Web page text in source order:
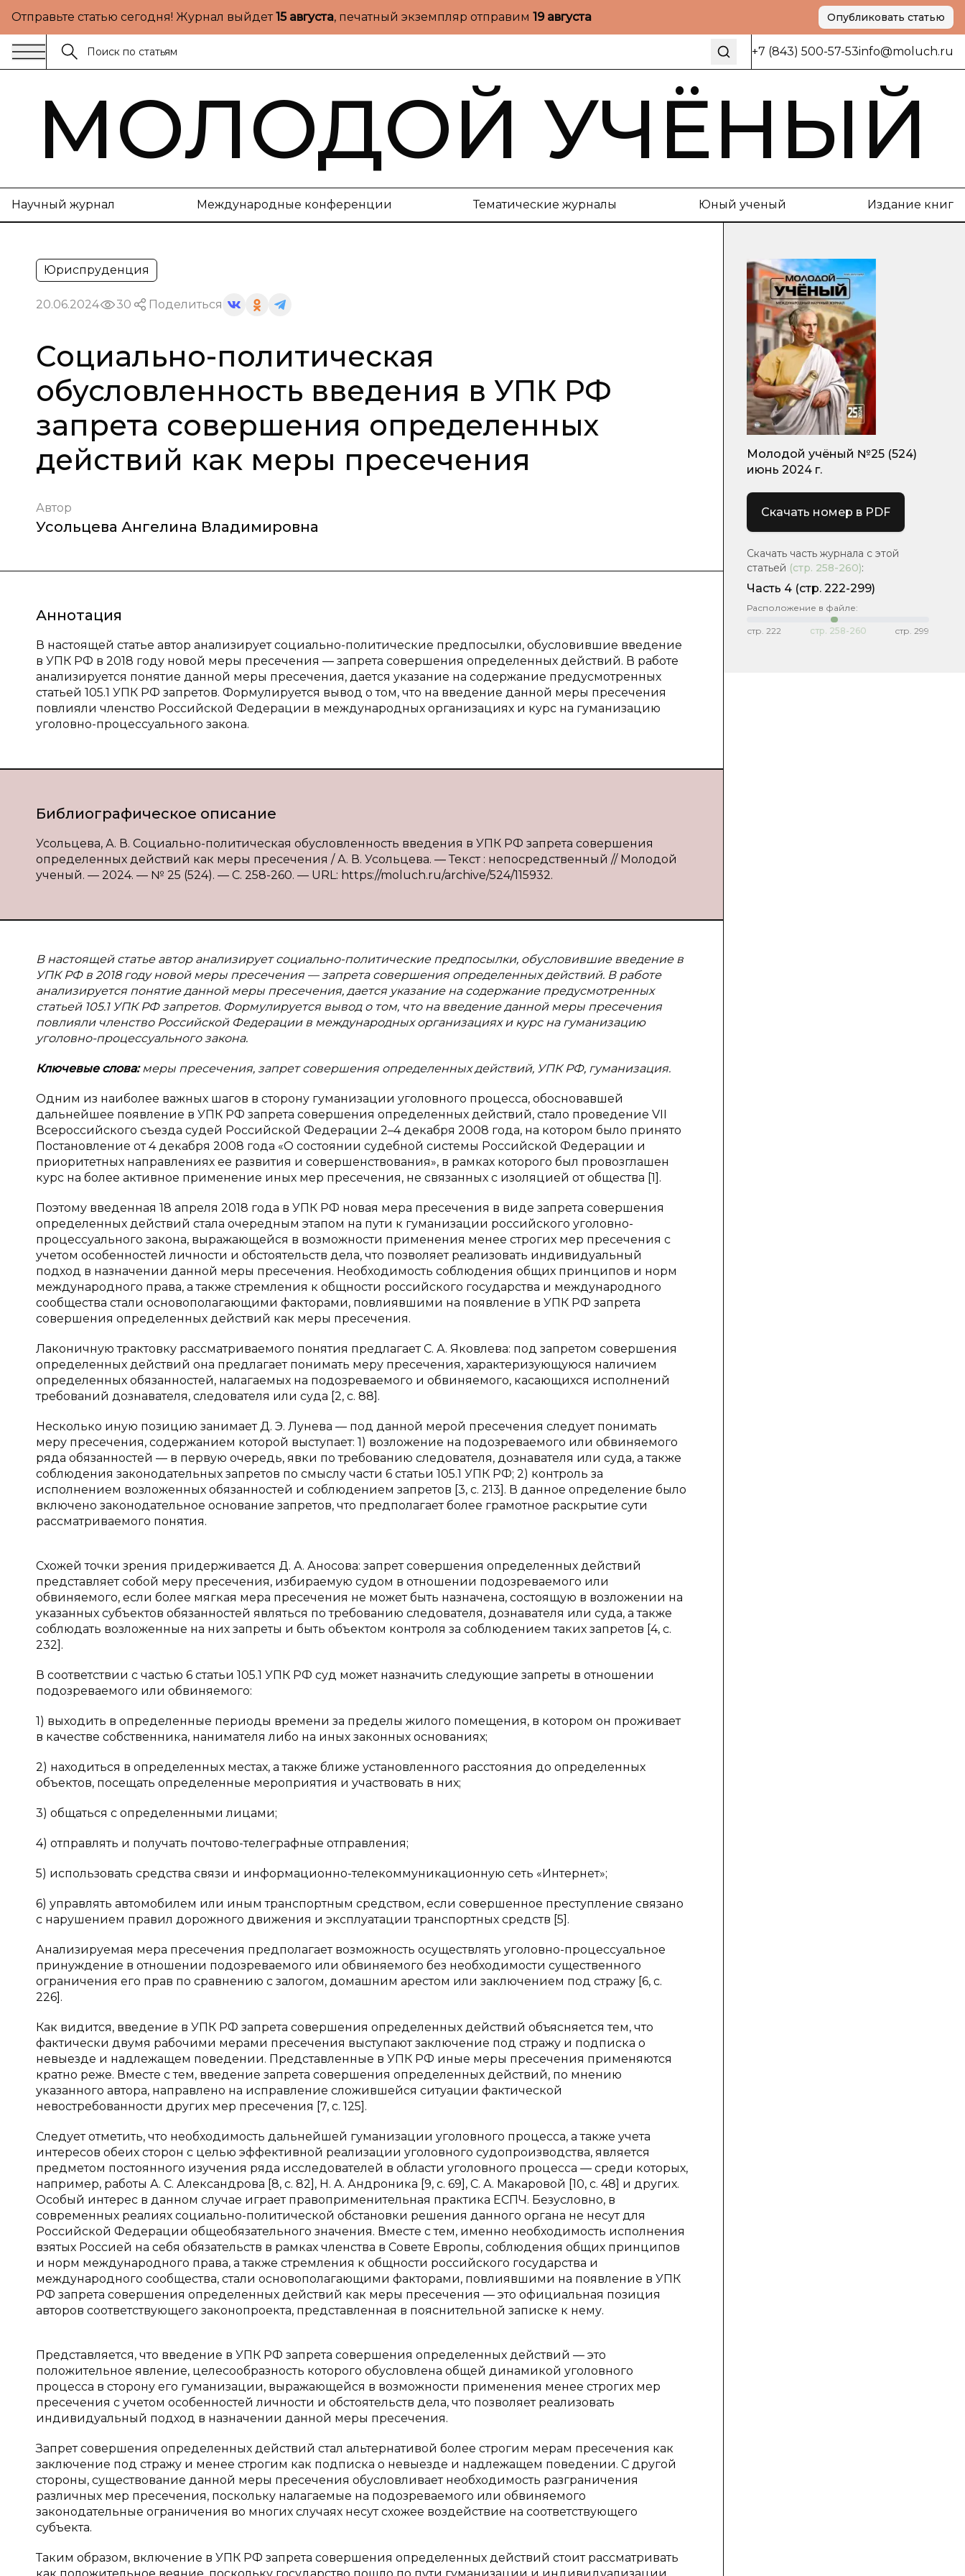
Отправьте статью сегодня! Журнал выйдет15 августа, печатный экземпляр отправим 19 августа Опубликовать статью
+7 (843) 500-57-53info@moluch.ru
МОЛОДОЙ УЧЁНЫЙ
Научный журнал Международные конференции Тематические журналы Юный ученый Издание книг
Юриспруденция
20.06.2024 30 Поделиться
Социально-политическая
обусловленность введения в УПК РФ
запрета совершения определенных
действий как меры пресечения
Автор
Усольцева Ангелина Владимировна
Аннотация
В настоящей статье автор анализирует социально-политические предпосылки, обусловившие введение
в УПК РФ в 2018 году новой меры пресечения — запрета совершения определенных действий. В работе
анализируется понятие данной меры пресечения, дается указание на содержание предусмотренных
статьей 105.1 УПК РФ запретов. Формулируется вывод о том, что на введение данной меры пресечения
повлияли членство Российской Федерации в международных организациях и курс на гуманизацию
уголовно-процессуального закона.
Библиографическое описание
Усольцева, А. В. Социально-политическая обусловленность введения в УПК РФ запрета совершения
определенных действий как меры пресечения / А. В. Усольцева. — Текст : непосредственный // Молодой
ученый. — 2024. — № 25 (524). — С. 258-260. — URL: https://moluch.ru/archive/524/115932.
В настоящей статье автор анализирует социально-политические предпосылки, обусловившие введение в
УПК РФ в 2018 году новой меры пресечения — запрета совершения определенных действий. В работе
анализируется понятие данной меры пресечения, дается указание на содержание предусмотренных
статьей 105.1 УПК РФ запретов. Формулируется вывод о том, что на введение данной меры пресечения
повлияли членство Российской Федерации в международных организациях и курс на гуманизацию
уголовно-процессуального закона.
Ключевые слова:меры пресечения, запрет совершения определенных действий, УПК РФ, гуманизация.
Одним из наиболее важных шагов в сторону гуманизации уголовного процесса, обосновавшей
дальнейшее появление в УПК РФ запрета совершения определенных действий, стало проведение VII
Всероссийского съезда судей Российской Федерации 2–4 декабря 2008 года, на котором было принято
Постановление от 4 декабря 2008 года «О состоянии судебной системы Российской Федерации и
приоритетных направлениях ее развития и совершенствования», в рамках которого был провозглашен
курс на более активное применение иных мер пресечения, не связанных с изоляцией от общества [1].
Поэтому введенная 18 апреля 2018 года в УПК РФ новая мера пресечения в виде запрета совершения
определенных действий стала очередным этапом на пути к гуманизации российского уголовно-
процессуального закона, выражающейся в возможности применения менее строгих мер пресечения с
учетом особенностей личности и обстоятельств дела, что позволяет реализовать индивидуальный
подход в назначении данной меры пресечения. Необходимость соблюдения общих принципов и норм
международного права, а также стремления к общности российского государства и международного
сообщества стали основополагающими факторами, повлиявшими на появление в УПК РФ запрета
совершения определенных действий как меры пресечения.
Лаконичную трактовку рассматриваемого понятия предлагает С. А. Яковлева: под запретом совершения
определенных действий она предлагает понимать меру пресечения, характеризующуюся наличием
определенных обязанностей, налагаемых на подозреваемого и обвиняемого, касающихся исполнений
требований дознавателя, следователя или суда [2, с. 88].
Несколько иную позицию занимает Д. Э. Лунева — под данной мерой пресечения следует понимать
меру пресечения, содержанием которой выступает: 1) возложение на подозреваемого или обвиняемого
ряда обязанностей — в первую очередь, явки по требованию следователя, дознавателя или суда, а также
соблюдения законодательных запретов по смыслу части 6 статьи 105.1 УПК РФ; 2) контроль за
исполнением возложенных обязанностей и соблюдением запретов [3, с. 213]. В данное определение было
включено законодательное основание запретов, что предполагает более грамотное раскрытие сути
рассматриваемого понятия.
Схожей точки зрения придерживается Д. А. Аносова: запрет совершения определенных действий
представляет собой меру пресечения, избираемую судом в отношении подозреваемого или
обвиняемого, если более мягкая мера пресечения не может быть назначена, состоящую в возложении на
указанных субъектов обязанностей являться по требованию следователя, дознавателя или суда, а также
соблюдать возложенные на них запреты и быть объектом контроля за соблюдением таких запретов [4, с.
232].
В соответствии с частью 6 статьи 105.1 УПК РФ суд может назначить следующие запреты в отношении
подозреваемого или обвиняемого:
1) выходить в определенные периоды времени за пределы жилого помещения, в котором он проживает
в качестве собственника, нанимателя либо на иных законных основаниях;
2) находиться в определенных местах, а также ближе установленного расстояния до определенных
объектов, посещать определенные мероприятия и участвовать в них;
3) общаться с определенными лицами;
4) отправлять и получать почтово-телеграфные отправления;
5) использовать средства связи и информационно-телекоммуникационную сеть «Интернет»;
6) управлять автомобилем или иным транспортным средством, если совершенное преступление связано
с нарушением правил дорожного движения и эксплуатации транспортных средств [5].
Анализируемая мера пресечения предполагает возможность осуществлять уголовно-процессуальное
принуждение в отношении подозреваемого или обвиняемого без необходимости существенного
ограничения его прав по сравнению с залогом, домашним арестом или заключением под стражу [6, с.
226].
Как видится, введение в УПК РФ запрета совершения определенных действий объясняется тем, что
фактически двумя рабочими мерами пресечения выступают заключение под стражу и подписка о
невыезде и надлежащем поведении. Представленные в УПК РФ иные меры пресечения применяются
кратно реже. Вместе с тем, введение запрета совершения определенных действий, по мнению
указанного автора, направлено на исправление сложившейся ситуации фактической
невостребованности других мер пресечения [7, с. 125].
Следует отметить, что необходимость дальнейшей гуманизации уголовного процесса, а также учета
интересов обеих сторон с целью эффективной реализации уголовного судопроизводства, является
предметом постоянного изучения ряда исследователей в области уголовного процесса — среди которых,
например, работы А. С. Александрова [8, с. 82], Н. А. Андроника [9, с. 69], С. А. Макаровой [10, с. 48] и других.
Особый интерес в данном случае играет правоприменительная практика ЕСПЧ. Безусловно, в
современных реалиях социально-политической обстановки решения данного органа не несут для
Российской Федерации общеобязательного значения. Вместе с тем, именно необходимость исполнения
взятых Россией на себя обязательств в рамках членства в Совете Европы, соблюдения общих принципов
и норм международного права, а также стремления к общности российского государства и
международного сообщества, стали основополагающими факторами, повлиявшими на появление в УПК
РФ запрета совершения определенных действий как меры пресечения — это официальная позиция
авторов соответствующего законопроекта, представленная в пояснительной записке к нему.
Представляется, что введение в УПК РФ запрета совершения определенных действий — это
положительное явление, целесообразность которого обусловлена общей динамикой уголовного
процесса в сторону его гуманизации, выражающейся в возможности применения менее строгих мер
пресечения с учетом особенностей личности и обстоятельств дела, что позволяет реализовать
индивидуальный подход в назначении данной меры пресечения.
Запрет совершения определенных действий стал альтернативой более строгим мерам пресечения как
заключение под стражу и менее строгим как подписка о невыезде и надлежащем поведении. С другой
стороны, существование данной меры пресечения обусловливает необходимость разграничения
различных мер пресечения, поскольку налагаемые на подозреваемого или обвиняемого
законодательные ограничения во многих случаях несут схожее воздействие на соответствующего
субъекта.
Таким образом, включение в УПК РФ запрета совершения определенных действий стоит рассматривать
Молодой учёный №25 (524)
июнь 2024 г.
Скачать номер в PDF
Скачать часть журнала с этой
статьей (стр. 258-260):
Часть 4 (стр. 222-299)
Расположение в файле:
стр. 222 стр. 258-260 стр. 299